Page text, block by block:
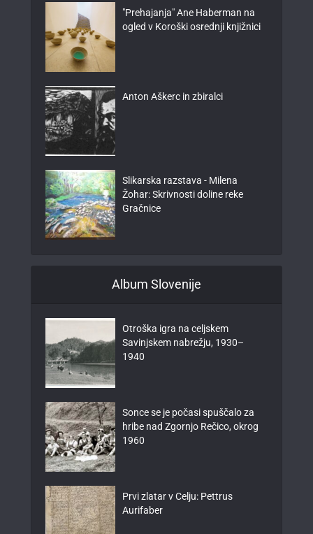
"Prehajanja" Ane Haberman na
ogled v Koroški osrednji knjižnici
Anton Aškerc in zbiralci
Slikarska razstava - Milena
Žohar: Skrivnosti doline reke
Gračnice
Album Slovenije
Otroška igra na celjskem
Savinjskem nabrežju, 1930–
1940
Sonce se je počasi spuščalo za
hribe nad Zgornjo Rečico, okrog
1960
Prvi zlatar v Celju: Pettrus
Aurifaber